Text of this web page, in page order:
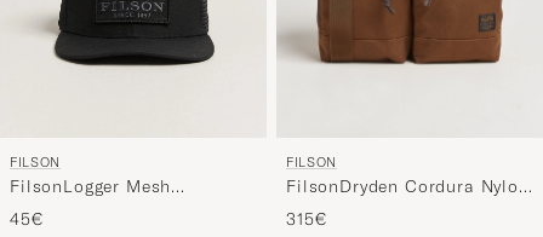
FILSON
FilsonLogger Mesh
CapBlack
45€
FILSON
FilsonDryden Cordura Nylon
BriefcaseWhiskey
315€